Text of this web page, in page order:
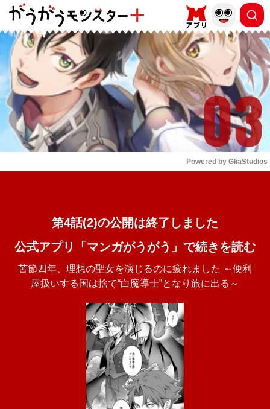
もっと読む
Powered by GliaStudios
第4話(2)の公開は終了しました
公式アプリ「マンガがうがう」で続きを読む
苦節四年、理想の聖女を演じるのに疲れました ～便利
屋扱いする国は捨て“白魔導士”となり旅に出る～